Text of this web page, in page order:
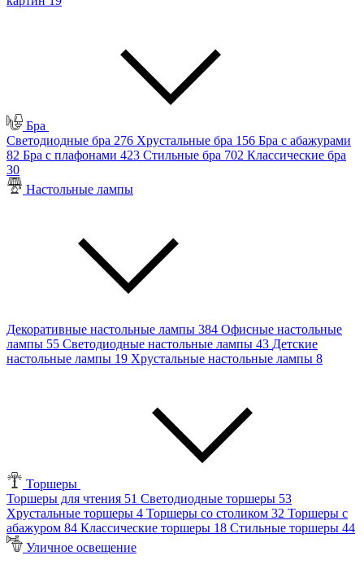
Бра
Светодиодные бра 276 Хрустальные бра 156 Бра с абажурами
82 Бра с плафонами 423 Стильные бра 702 Классические бра
30
Настольные лампы
Декоративные настольные лампы 384 Офисные настольные
лампы 55 Светодиодные настольные лампы 43 Детские
настольные лампы 19 Хрустальные настольные лампы 8
Торшеры
Торшеры для чтения 51 Светодиодные торшеры 53
Хрустальные торшеры 4 Торшеры со столиком 32 Торшеры с
абажуром 84 Классические торшеры 18 Стильные торшеры 44
Уличное освещение